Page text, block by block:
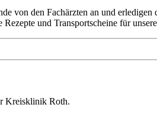
von den Fachärzten an und
und Transportscheine für
Kreisklinik Roth.